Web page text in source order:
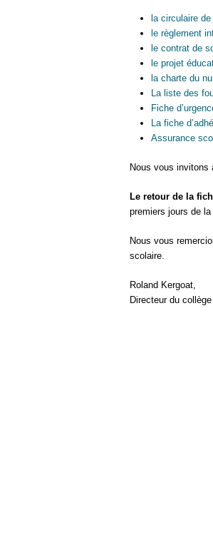
la circulaire
le règlement
le contrat de
le projet
la charte du
La liste des
Fiche
La fiche
Assurance
Nous vous invitons
Le retour de la
premiers jours de
Nous vous
scolaire.
Roland Kergoat,
Directeur du collège